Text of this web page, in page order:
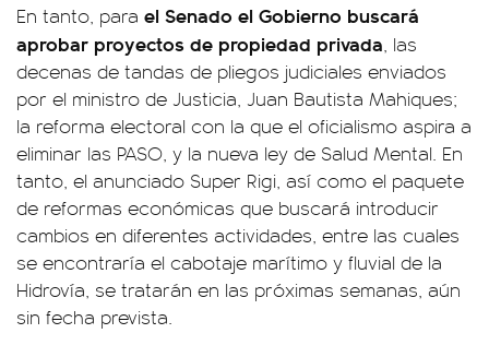
En tanto, para el Senado el Gobierno buscará
aprobar proyectos de propiedad privada, las
decenas de tandas de pliegos judiciales enviados
por el ministro de Justicia, Juan Bautista Mahiques;
la reforma electoral con la que el oficialismo aspira a
eliminar las PASO, y la nueva ley de Salud Mental. En
tanto, el anunciado Super Rigi, así como el paquete
de reformas económicas que buscará introducir
cambios en diferentes actividades, entre las cuales
se encontraría el cabotaje marítimo y fluvial de la
Hidrovía, se tratarán en las próximas semanas, aún
sin fecha prevista.